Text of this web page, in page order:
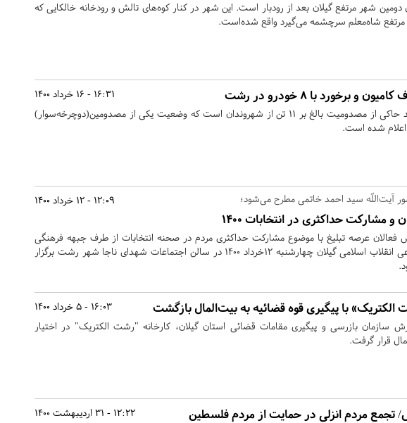
دومین شهر مرتفع گیلان بعد از رودبار است. این شهر در کنار کوه‌های تالش و رودخانه خالکایی که
مرتفع شاه‌معلم سرچشمه می‌گیرد واقع شده‌است.
16:31 - 16 خرداد 1400 و برخورد با ۸ خودرو در رشت
شواهد حاکی از مصدومیت بالغ بر ۱۱ تن از شهروندان است که وضعیت یکی از مصدومین(دوچرخه‌سوار)
شده است.
12:09 - 12 خرداد 1400 آیت‌اللّه سید احمد خاتمی مطرح می‌شود؛
و مشارکت حداکثری در انتخابات 1400
فعالان عرصه تبلیغ با موضوع مشارکت حداکثری مردم در صحنه انتخابات از طرف جبهه فرهنگی
اجتماعی انقلاب اسلامی گیلان چهارشنبه 12خرداد 1400 در سالن اجتماعات شهدای ناجا شهر رشت برگزار
16:03 - 5 خرداد 1400 الکتریک» با پیگیری قوه قضائیه به بیت‌المال بازگشت
سازمان بازرسی و پیگیری مقامات قضائی استان گیلان، کارخانه "رشت الکتریک" در اختیار
قرار گرفت.
12:22 - 31 اردیبهشت 1400 مردم انزلی در حمایت از مردم فلسطین